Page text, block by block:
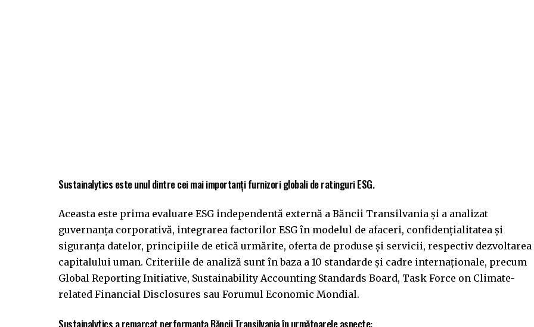
Sustainalytics este unul dintre cei mai importanți furnizori globali de ratinguri ESG.
Aceasta este prima evaluare ESG independentă externă a Băncii Transilvania și a analizat
guvernanța corporativă, integrarea factorilor ESG în modelul de afaceri, confidențialitatea și
siguranța datelor, principiile de etică urmărite, oferta de produse și servicii, respectiv dezvoltarea
capitalului uman. Criteriile de analiză sunt în baza a 10 standarde și cadre internaționale, precum
Global Reporting Initiative, Sustainability Accounting Standards Board, Task Force on Climate-
related Financial Disclosures sau Forumul Economic Mondial.
Sustainalytics a remarcat performanța Băncii Transilvania în următoarele aspecte: